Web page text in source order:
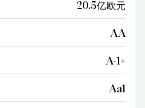
20.5亿欧元
AA
A-1+
Aa1